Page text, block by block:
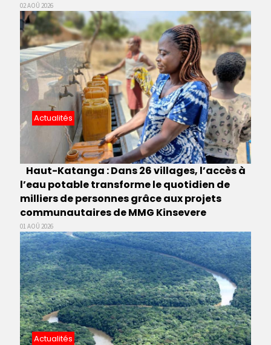
02 AOÛ 2026
Actualités
Haut-Katanga : Dans 26 villages, l’accès à
l’eau potable transforme le quotidien de
milliers de personnes grâce aux projets
communautaires de MMG Kinsevere
01 AOÛ 2026
Actualités